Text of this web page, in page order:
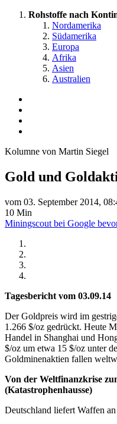
Rohstoffe nach
Nordamerika
Südamerika
Europa
Afrika
Asien
Australien
Kolumne von Martin Siegel
Gold und
vom 03. September 2014,
10 Min
Miningscout bei Google
Tagesbericht vom 03.09.14
Der Goldpreis wird im
1.266 $/oz gedrückt. Heute
Handel in Shanghai und
$/oz um etwa 15 $/oz unter
Goldminenaktien fallen
Von der Weltfinanzkrise
(Katastrophenhausse)
Deutschland liefert Waffen